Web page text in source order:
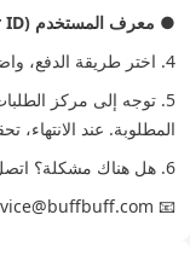
● معرف المستخدم (User ID)
4. اختر طريقة الدفع، واضغط على "شحن" لإتمام الدفع.
5. توجه إلى مركز
المطلوبة. عند الانتهاء،
6. هل هناك مشكلة؟ اتصل بنا عبر
📧 service@buffbuff.com أو